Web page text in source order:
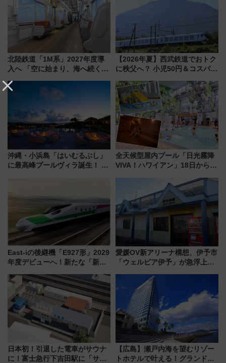
北陸鉄道「1M系」2027年度導
入へ 「空に始まり、海へ続く」
神秘的なデザイン
【2026年夏】西武鉄道でおトク
に秩父へ？ 小児50円＆コスパ最
族旅行！ 深夜の正丸トンネル探
検や特急ラビューも
沖縄・小浜島「はいむるぶし」
に最高峰プールヴィラ誕生！ 石
全天候型屋内プール「日光霧降
VIVA！ハワイアン」18日から営
ァミリーから大人まで幅広い世
代が一日中楽しる夏のリゾート
を楽しんで
East-iの後継機「E927形」2029
年度デビューへ！新たな「新幹
説【JR東日本】
愛媛OV新アリーナ構想、伊予市
「ウェルピア伊予」が急浮上！
で探る鉄道アクセスの未来
日本初！引退した電車がサウナ
に！富士急行下吉田駅に「サ電
【広島】瀬戸内海を望むリゾー
トホテルで叶える！グランドプ